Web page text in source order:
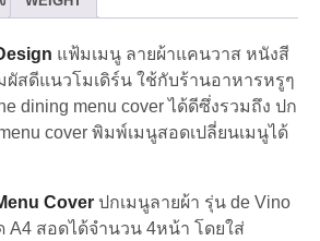
แฟ้มเมนู ลายผ้าแคนวาส หนังสี
ผัสดีแนวโมเดิร์น ใช้กับร้านอาหารหรูๆ
dining menu cover ได้ดีซึ่งรวมถึง ปก
cover พิมพ์เมนูสอดเปลี่ยนเมนูได้
Cover ปกเมนูลายผ้า รุ่น de Vino
สอดได้จำนวน 4หน้า โดยใส่